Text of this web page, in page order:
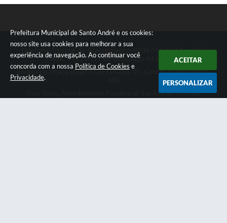
Prefeitura Municipal de Santo André e os cookies:
nosso site usa cookies para melhorar a sua
experiência de navegação. Ao continuar você
concorda com a nossa Política de Cookies e
Privacidade.
ACEITAR
PERSONALIZAR
Telefone: Central de Atendimento: 0800 019 19 44 ou 156
PABX: 4433-0111 ou Whatsapp 4433-0123
Endereço: Praça Quarto Centenário, 01, Centro | CEP: 09015-
Dias úteis, Atendimento Presencial das 07h as 18:45he